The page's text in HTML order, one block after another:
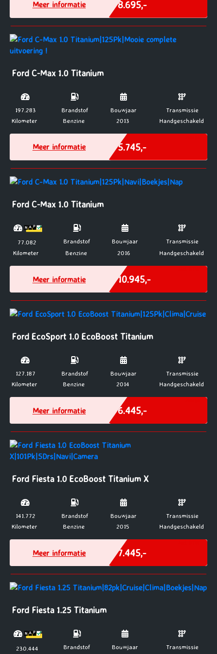
Meer informatie € 8.695,-
Ford C-Max 1.0 Titanium
197.283
Kilometer
Brandstof
Benzine
Bouwjaar
2013
Transmissie
Handgeschakeld
Meer informatie € 5.745,-
Ford C-Max 1.0 Titanium
77.082
Kilometer
Brandstof
Benzine
Bouwjaar
2016
Transmissie
Handgeschakeld
Meer informatie € 10.945,-
Ford EcoSport 1.0 EcoBoost Titanium
127.187
Kilometer
Brandstof
Benzine
Bouwjaar
2014
Transmissie
Handgeschakeld
Meer informatie € 6.445,-
Ford Fiesta 1.0 EcoBoost Titanium X
141.772
Kilometer
Brandstof
Benzine
Bouwjaar
2015
Transmissie
Handgeschakeld
Meer informatie € 7.445,-
Ford Fiesta 1.25 Titanium
230.444
Brandstof
Bouwjaar
Transmissie